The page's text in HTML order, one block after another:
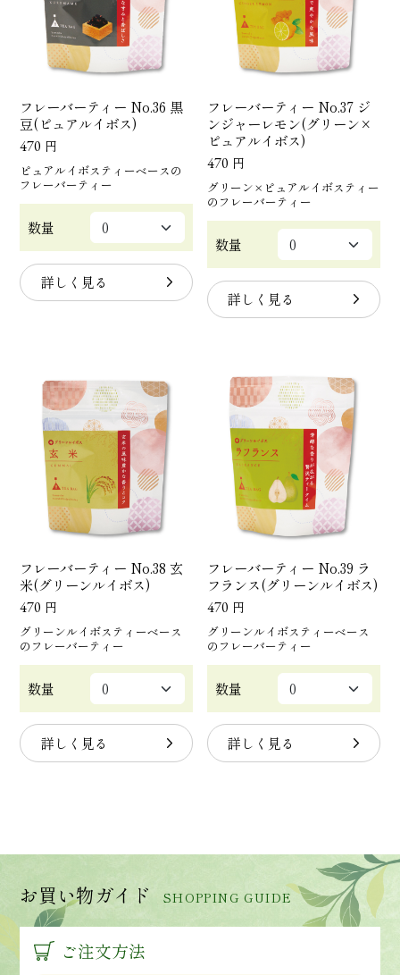
フレーバーティー No.36 黒
豆(ピュアルイボス)
470 円
ピュアルイボスティーベースの
フレーバーティー
数量
詳しく見る
フレーバーティー No.37 ジ
ンジャーレモン(グリーン×
ピュアルイボス)
470 円
グリーン×ピュアルイボスティー
のフレーバーティー
数量
詳しく見る
フレーバーティー No.38 玄
米(グリーンルイボス)
470 円
グリーンルイボスティーベース
のフレーバーティー
数量
詳しく見る
フレーバーティー No.39 ラ
フランス(グリーンルイボス)
470 円
グリーンルイボスティーベース
のフレーバーティー
数量
詳しく見る
お買い物ガイド SHOPPING GUIDE
ご注文方法